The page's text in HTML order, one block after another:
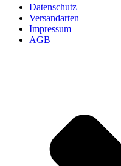
Datenschutz
Versandarten
Impressum
AGB